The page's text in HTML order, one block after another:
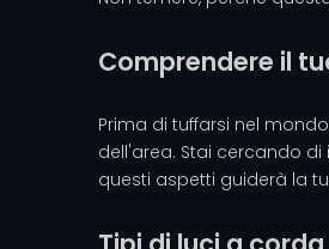
Comprendere il
Prima di tuffarsi nel
dell'area. Stai cercando
questi aspetti guiderà la